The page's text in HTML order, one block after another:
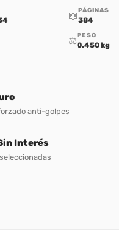
📖PÁGINAS
384
⚖️PESO
0.450 kg
anti-golpes
Interés